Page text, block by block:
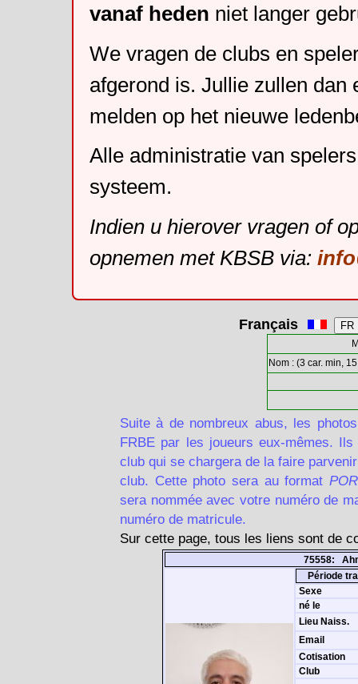
vanaf heden niet langer
We vragen de clubs en
afgerond is. Jullie zullen dan
melden op het nieuwe
Alle administratie van
systeem.
Indien u hierover vragen of
opnemen met KBSB via:
Français
Nom : (3 car. min,
Suite à de nombreux abus, les
FRBE par les joueurs eux-mêmes.
club qui se chargera de la faire
club. Cette photo sera au format
sera nommée avec votre numéro de
numéro de matricule.
Sur cette page, tous les liens sont de
75558:
Période
Sexe
né le
Lieu Naiss.
Email
Cotisation
Club